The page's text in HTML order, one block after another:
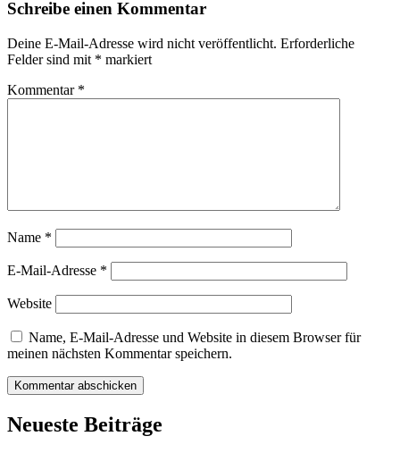
Schreibe einen Kommentar
Deine E-Mail-Adresse wird nicht veröffentlicht. Erforderliche
Felder sind mit * markiert
Kommentar *
Name *
E-Mail-Adresse *
Website
Name, E-Mail-Adresse und Website in diesem Browser für
meinen nächsten Kommentar speichern.
Neueste Beiträge